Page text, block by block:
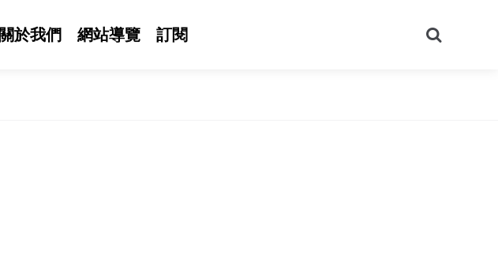
關於我們 網站導覽 訂閱
尋